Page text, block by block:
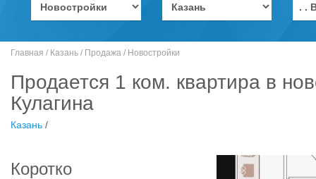
. .
Главная / Казань / Продажа / Новостройки
Продается 1 ком. квартира в
Кулагина
Казань /
Коротко